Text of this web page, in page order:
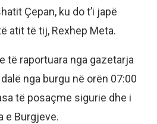
Çepan, ku do t’i japë
atit të tij, Rexhep Meta.
të raportuara nga gazetarja
nga burgu në orën 07:00
të posaçme sigurie dhe i
e Burgjeve.